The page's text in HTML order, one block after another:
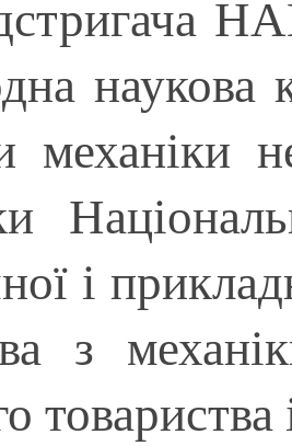
наукова
механіки
і
з